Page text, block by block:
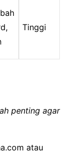
Tinggi
penting agar
atau